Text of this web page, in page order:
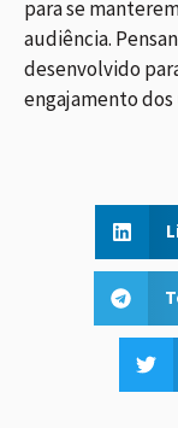
para se
audiência.
desenvolvido
engajamento dos